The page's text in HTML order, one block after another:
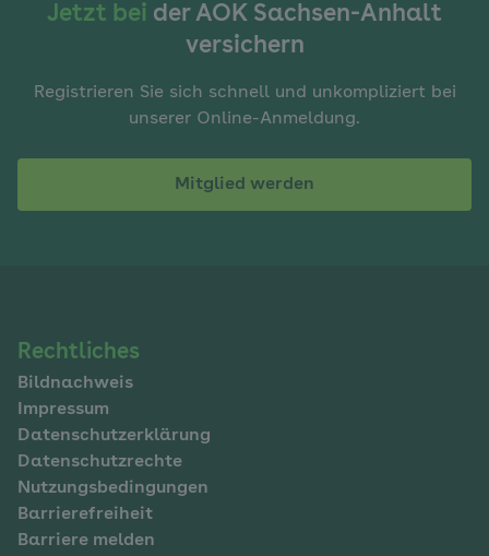
Jetzt bei der AOK Sachsen-Anhalt
versichern
Registrieren Sie sich schnell und unkompliziert bei
unserer Online-Anmeldung.
Mitglied werden
Navigation
im
Fußbereich
Rechtliches
Bildnachweis
Impressum
Datenschutzerklärung
Datenschutzrechte
Nutzungsbedingungen
Barrierefreiheit
Barriere melden